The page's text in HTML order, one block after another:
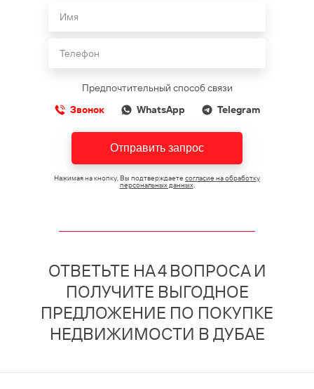
Предпочтительный способ связи
Звонок
WhatsApp Telegram
Отправить запрос
Нажимая на кнопку, Вы подтверждаетесогласие на обработку
персональных данных.
ОТВЕТЬТЕ НА 4 ВОПРОСА И
ПОЛУЧИТЕ ВЫГОДНОЕ
ПРЕДЛОЖЕНИЕ ПО ПОКУПКЕ
НЕДВИЖИМОСТИ В ДУБАЕ